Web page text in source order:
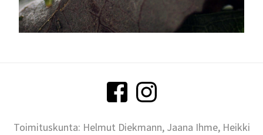
Toimituskunta: Helmut Diekmann, Jaana Ihme, Heikki